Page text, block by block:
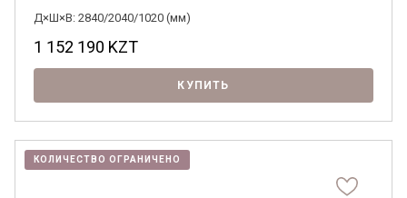
Д×Ш×В: 2840/2040/1020 (мм)
1 152 190 KZT
КУПИТЬ
КОЛИЧЕСТВО ОГРАНИЧЕНО